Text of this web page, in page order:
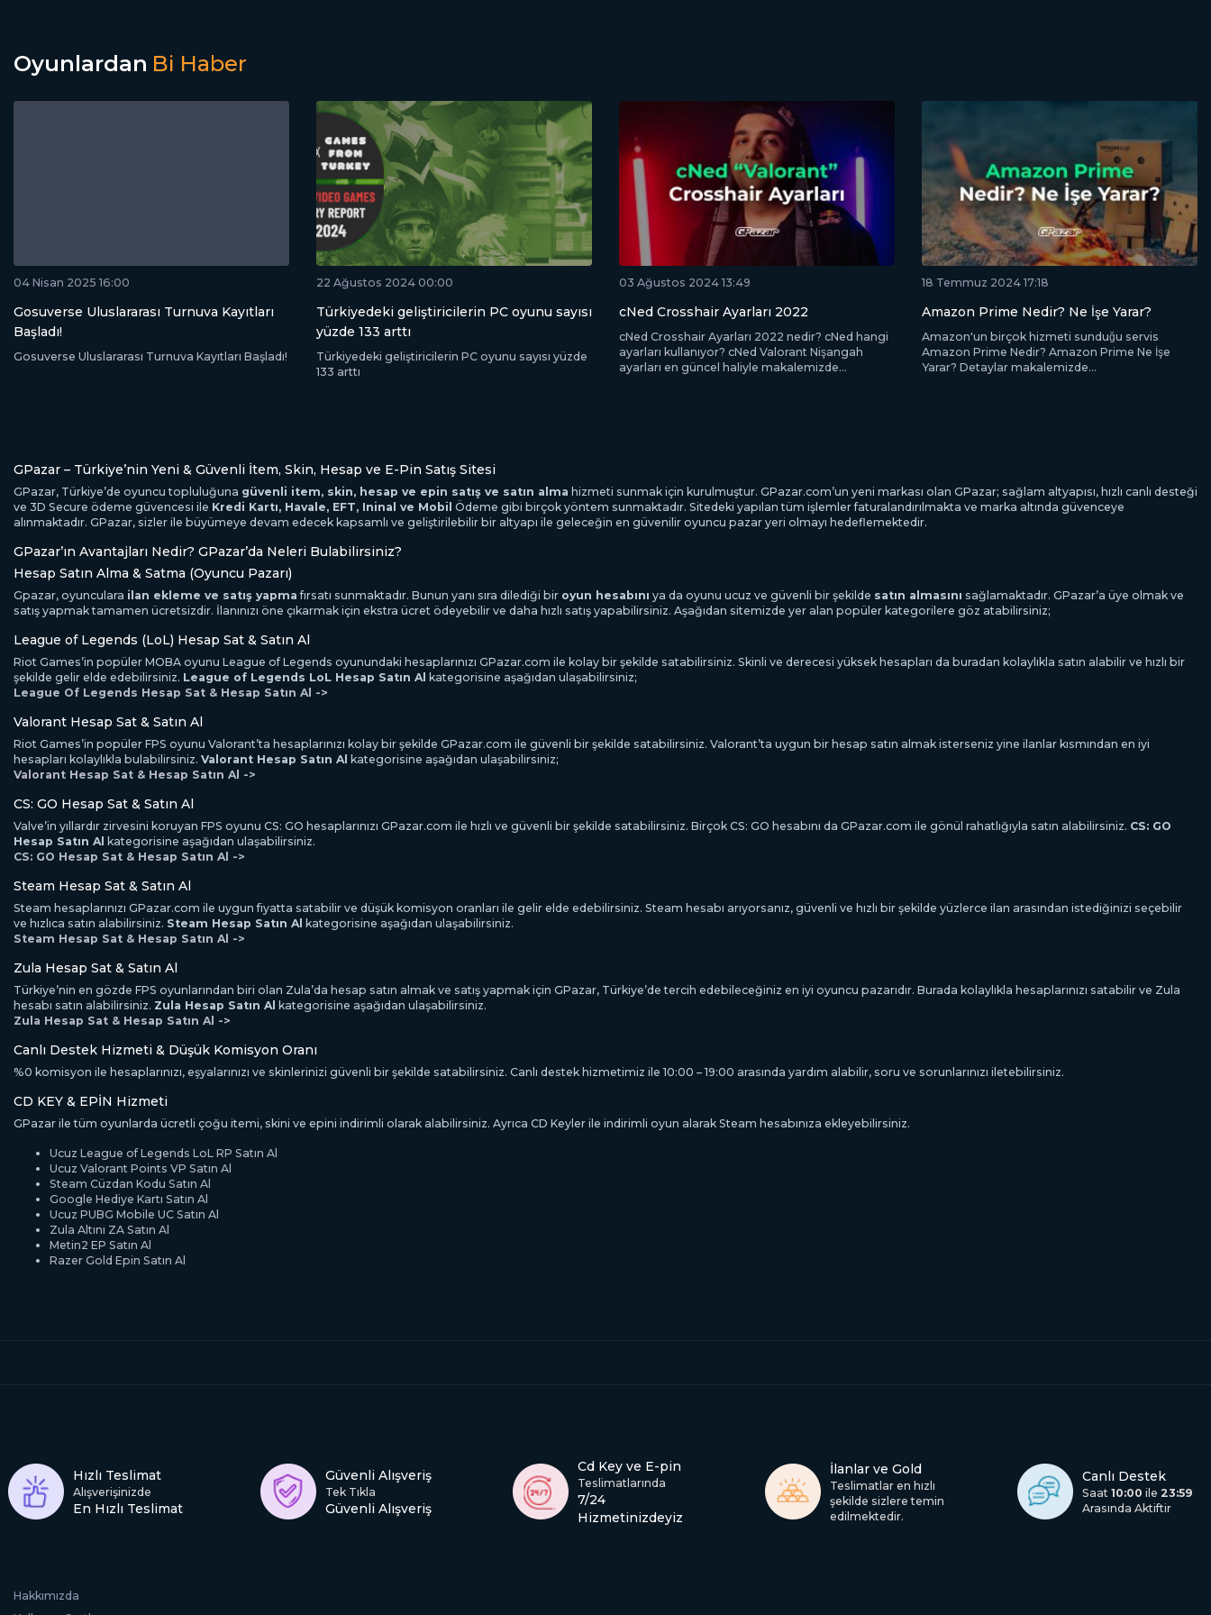
Oyunlardan Bi Haber
04 Nisan 2025 16:00
Gosuverse Uluslararası Turnuva Kayıtları
Başladı!
Gosuverse Uluslararası Turnuva Kayıtları Başladı!
22 Ağustos 2024 00:00
Türkiyedeki geliştiricilerin PC oyunu sayısı
yüzde 133 arttı
Türkiyedeki geliştiricilerin PC oyunu sayısı yüzde
133 arttı
03 Ağustos 2024 13:49
cNed Crosshair Ayarları 2022
cNed Crosshair Ayarları 2022 nedir? cNed hangi
ayarları kullanıyor? cNed Valorant Nişangah
ayarları en güncel haliyle makalemizde...
18 Temmuz 2024 17:18
Amazon Prime Nedir? Ne İşe Yarar?
Amazon'un birçok hizmeti sunduğu servis
Amazon Prime Nedir? Amazon Prime Ne İşe
Yarar? Detaylar makalemizde...
GPazar – Türkiye’nin Yeni & Güvenli İtem, Skin, Hesap ve E-Pin Satış Sitesi
GPazar, Türkiye’de oyuncu topluluğuna güvenli item, skin, hesap ve epin satış ve satın alma hizmeti sunmak için kurulmuştur. GPazar.com’un yeni markası olan GPazar; sağlam altyapısı, hızlı canlı desteği
ve 3D Secure ödeme güvencesi ile Kredi Kartı, Havale, EFT, Ininal ve Mobil Ödeme gibi birçok yöntem sunmaktadır. Sitedeki yapılan tüm işlemler faturalandırılmakta ve marka altında güvenceye
alınmaktadır. GPazar, sizler ile büyümeye devam edecek kapsamlı ve geliştirilebilir bir altyapı ile geleceğin en güvenilir oyuncu pazar yeri olmayı hedeflemektedir.
GPazar’ın Avantajları Nedir? GPazar’da Neleri Bulabilirsiniz?
Hesap Satın Alma & Satma (Oyuncu Pazarı)
Gpazar, oyunculara ilan ekleme ve satış yapma fırsatı sunmaktadır. Bunun yanı sıra dilediği bir oyun hesabını ya da oyunu ucuz ve güvenli bir şekilde satın almasını sağlamaktadır. GPazar’a üye olmak ve
satış yapmak tamamen ücretsizdir. İlanınızı öne çıkarmak için ekstra ücret ödeyebilir ve daha hızlı satış yapabilirsiniz. Aşağıdan sitemizde yer alan popüler kategorilere göz atabilirsiniz;
League of Legends (LoL) Hesap Sat & Satın Al
Riot Games’in popüler MOBA oyunu League of Legends oyunundaki hesaplarınızı GPazar.com ile kolay bir şekilde satabilirsiniz. Skinli ve derecesi yüksek hesapları da buradan kolaylıkla satın alabilir ve hızlı bir
şekilde gelir elde edebilirsiniz. League of Legends LoL Hesap Satın Al kategorisine aşağıdan ulaşabilirsiniz;
League Of Legends Hesap Sat & Hesap Satın Al ->
Valorant Hesap Sat & Satın Al
Riot Games’in popüler FPS oyunu Valorant’ta hesaplarınızı kolay bir şekilde GPazar.com ile güvenli bir şekilde satabilirsiniz. Valorant’ta uygun bir hesap satın almak isterseniz yine ilanlar kısmından en iyi
hesapları kolaylıkla bulabilirsiniz. Valorant Hesap Satın Al kategorisine aşağıdan ulaşabilirsiniz;
Valorant Hesap Sat & Hesap Satın Al ->
CS: GO Hesap Sat & Satın Al
Valve’in yıllardır zirvesini koruyan FPS oyunu CS: GO hesaplarınızı GPazar.com ile hızlı ve güvenli bir şekilde satabilirsiniz. Birçok CS: GO hesabını da GPazar.com ile gönül rahatlığıyla satın alabilirsiniz. CS: GO
Hesap Satın Al kategorisine aşağıdan ulaşabilirsiniz.
CS: GO Hesap Sat & Hesap Satın Al ->
Steam Hesap Sat & Satın Al
Steam hesaplarınızı GPazar.com ile uygun fiyatta satabilir ve düşük komisyon oranları ile gelir elde edebilirsiniz. Steam hesabı arıyorsanız, güvenli ve hızlı bir şekilde yüzlerce ilan arasından istediğinizi seçebilir
ve hızlıca satın alabilirsiniz. Steam Hesap Satın Al kategorisine aşağıdan ulaşabilirsiniz.
Steam Hesap Sat & Hesap Satın Al ->
Zula Hesap Sat & Satın Al
Türkiye’nin en gözde FPS oyunlarından biri olan Zula’da hesap satın almak ve satış yapmak için GPazar, Türkiye’de tercih edebileceğiniz en iyi oyuncu pazarıdır. Burada kolaylıkla hesaplarınızı satabilir ve Zula
hesabı satın alabilirsiniz. Zula Hesap Satın Al kategorisine aşağıdan ulaşabilirsiniz.
Zula Hesap Sat & Hesap Satın Al ->
Canlı Destek Hizmeti & Düşük Komisyon Oranı
%0 komisyon ile hesaplarınızı, eşyalarınızı ve skinlerinizi güvenli bir şekilde satabilirsiniz. Canlı destek hizmetimiz ile 10:00 – 19:00 arasında yardım alabilir, soru ve sorunlarınızı iletebilirsiniz.
CD KEY & EPİN Hizmeti
GPazar ile tüm oyunlarda ücretli çoğu itemi, skini ve epini indirimli olarak alabilirsiniz. Ayrıca CD Keyler ile indirimli oyun alarak Steam hesabınıza ekleyebilirsiniz.
Ucuz League of Legends LoL RP Satın Al
Ucuz Valorant Points VP Satın Al
Steam Cüzdan Kodu Satın Al
Google Hediye Kartı Satın Al
Ucuz PUBG Mobile UC Satın Al
Zula Altını ZA Satın Al
Metin2 EP Satın Al
Razer Gold Epin Satın Al
Hızlı Teslimat
Alışverişinizde
En Hızlı Teslimat
Güvenli Alışveriş
Tek Tıkla
Güvenli Alışveriş
Cd Key ve E-pin
Teslimatlarında
7/24
Hizmetinizdeyiz
İlanlar ve Gold
Teslimatlar en hızlı
şekilde sizlere temin
edilmektedir.
Canlı Destek
Saat 10:00 ile 23:59
Arasında Aktiftir
Hakkımızda